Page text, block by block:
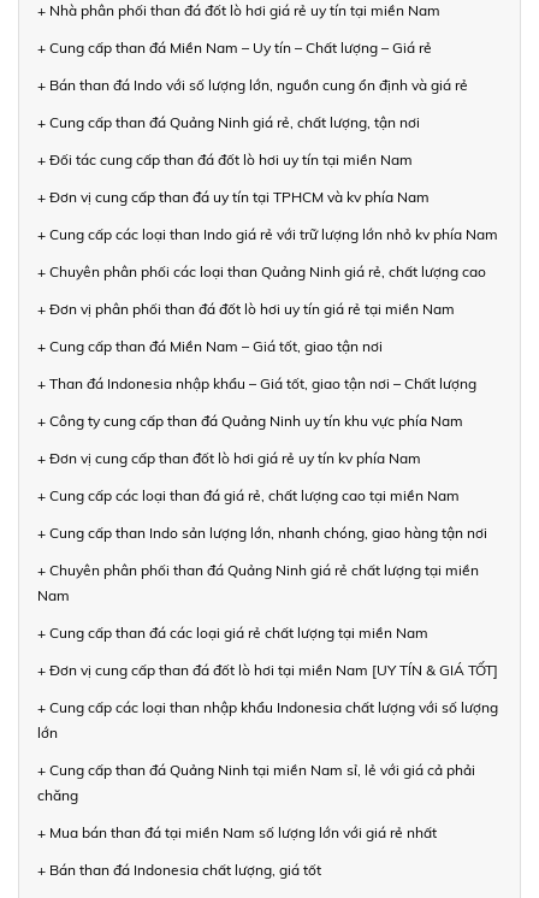
+ Nhà phân phối than đá đốt lò hơi giá rẻ uy tín tại miền Nam
+ Cung cấp than đá Miền Nam – Uy tín – Chất lượng – Giá rẻ
+ Bán than đá Indo với số lượng lớn, nguồn cung ổn định và giá rẻ
+ Cung cấp than đá Quảng Ninh giá rẻ, chất lượng, tận nơi
+ Đối tác cung cấp than đá đốt lò hơi uy tín tại miền Nam
+ Đơn vị cung cấp than đá uy tín tại TPHCM và kv phía Nam
+ Cung cấp các loại than Indo giá rẻ với trữ lượng lớn nhỏ kv phía Nam
+ Chuyên phân phối các loại than Quảng Ninh giá rẻ, chất lượng cao
+ Đơn vị phân phối than đá đốt lò hơi uy tín giá rẻ tại miền Nam
+ Cung cấp than đá Miền Nam – Giá tốt, giao tận nơi
+ Than đá Indonesia nhập khẩu – Giá tốt, giao tận nơi – Chất lượng
+ Công ty cung cấp than đá Quảng Ninh uy tín khu vực phía Nam
+ Đơn vị cung cấp than đốt lò hơi giá rẻ uy tín kv phía Nam
+ Cung cấp các loại than đá giá rẻ, chất lượng cao tại miền Nam
+ Cung cấp than Indo sản lượng lớn, nhanh chóng, giao hàng tận nơi
+ Chuyên phân phối than đá Quảng Ninh giá rẻ chất lượng tại miền
Nam
+ Cung cấp than đá các loại giá rẻ chất lượng tại miền Nam
+ Đơn vị cung cấp than đá đốt lò hơi tại miền Nam [UY TÍN & GIÁ TỐT]
+ Cung cấp các loại than nhập khẩu Indonesia chất lượng với số lượng
lớn
+ Cung cấp than đá Quảng Ninh tại miền Nam sỉ, lẻ với giá cả phải
chăng
+ Mua bán than đá tại miền Nam số lượng lớn với giá rẻ nhất
+ Bán than đá Indonesia chất lượng, giá tốt